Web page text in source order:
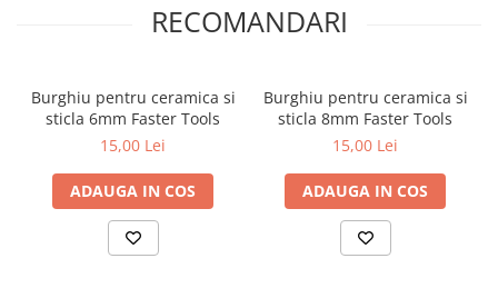
Echipamente pentru protectie
Articole curatenie
Centuri scule si hamuri
Folie pentru protectie mobila
Manusi pentru protectie
Saci pentru menaj
RECOMANDARI
Burghiu pentru ceramica si
sticla 6mm Faster Tools
15,00 Lei
ADAUGA IN COS
Burghiu pentru ceramica si
sticla 8mm Faster Tools
15,00 Lei
ADAUGA IN COS